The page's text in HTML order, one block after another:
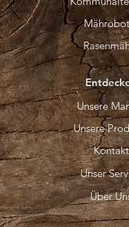
Unsere
Unsere
Kontakt
Unser
Über